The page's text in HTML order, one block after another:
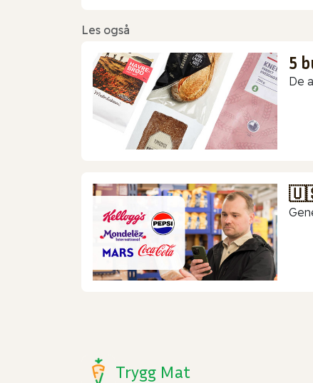
Les også
5
De
🇺🇸
Trygg Mat